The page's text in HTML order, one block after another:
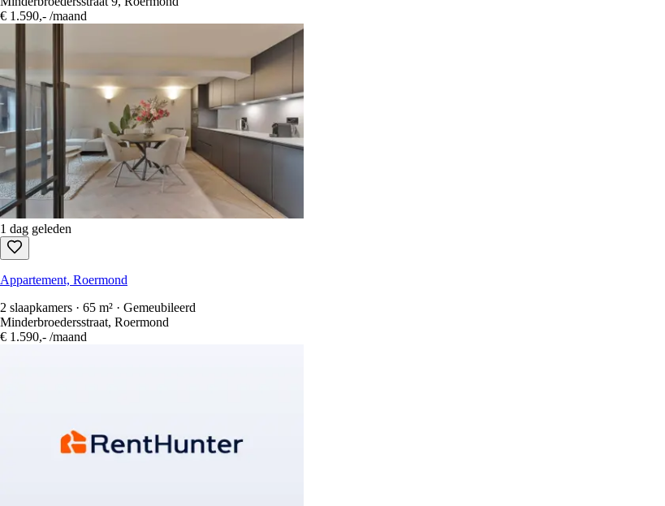
€ 1.590,- /maand
1 dag geleden
Appartement, Roermond
2 slaapkamers · 65 m² · Gemeubileerd
Minderbroedersstraat, Roermond
€ 1.590,- /maand